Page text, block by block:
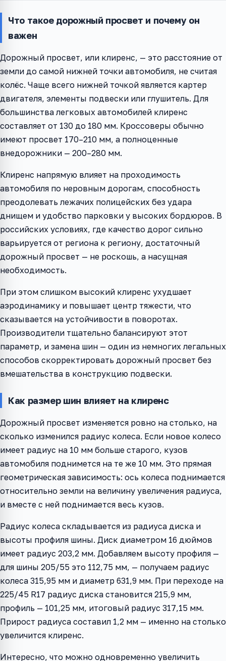
Что такое дорожный просвет и почему он
важен
Дорожный просвет, или клиренс, — это расстояние от
земли до самой нижней точки автомобиля, не считая
колёс. Чаще всего нижней точкой является картер
двигателя, элементы подвески или глушитель. Для
большинства легковых автомобилей клиренс
составляет от 130 до 180 мм. Кроссоверы обычно
имеют просвет 170–210 мм, а полноценные
внедорожники — 200–280 мм.
Клиренс напрямую влияет на проходимость
автомобиля по неровным дорогам, способность
преодолевать лежачих полицейских без удара
днищем и удобство парковки у высоких бордюров. В
российских условиях, где качество дорог сильно
варьируется от региона к региону, достаточный
дорожный просвет — не роскошь, а насущная
необходимость.
При этом слишком высокий клиренс ухудшает
аэродинамику и повышает центр тяжести, что
сказывается на устойчивости в поворотах.
Производители тщательно балансируют этот
параметр, и замена шин — один из немногих легальных
способов скорректировать дорожный просвет без
вмешательства в конструкцию подвески.
Как размер шин влияет на клиренс
Дорожный просвет изменяется ровно на столько, на
сколько изменился радиус колеса. Если новое колесо
имеет радиус на 10 мм больше старого, кузов
автомобиля поднимется на те же 10 мм. Это прямая
геометрическая зависимость: ось колеса поднимается
относительно земли на величину увеличения радиуса,
и вместе с ней поднимается весь кузов.
Радиус колеса складывается из радиуса диска и
высоты профиля шины. Диск диаметром 16 дюймов
имеет радиус 203,2 мм. Добавляем высоту профиля —
для шины 205/55 это 112,75 мм, — получаем радиус
колеса 315,95 мм и диаметр 631,9 мм. При переходе на
225/45 R17 радиус диска становится 215,9 мм,
профиль — 101,25 мм, итоговый радиус 317,15 мм.
Прирост радиуса составил 1,2 мм — именно на столько
увеличится клиренс.
Интересно, что можно одновременно увеличить